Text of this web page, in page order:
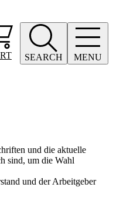
SEARCH MENU
und die aktuelle
sind, um die Wahl
und der Arbeitgeber